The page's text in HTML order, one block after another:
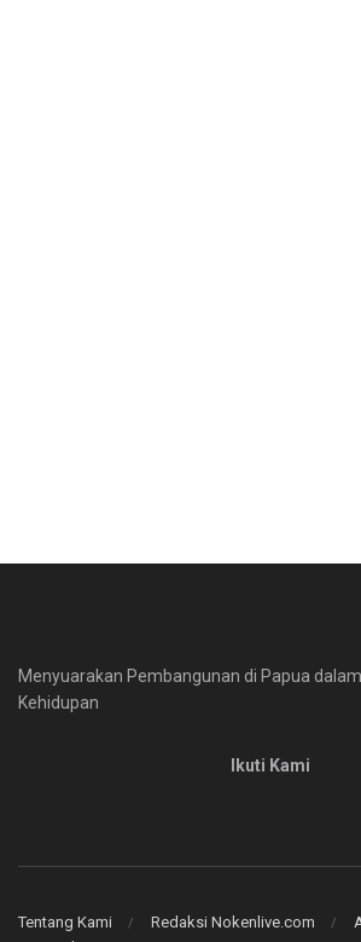
Menyuarakan Pembangunan di Papua
Kehidupan
Ikuti Kami
Tentang Kami Redaksi Nokenlive.com